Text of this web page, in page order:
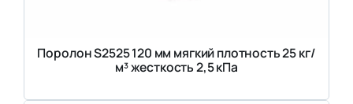
Поролон S2525 120 мм мягкий плотность 25 кг/
м³ жесткость 2,5 кПа